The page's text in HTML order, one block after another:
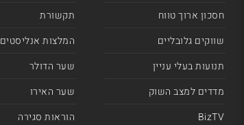
חסכון ארוך טווח
שווקים גלובליים
תנועות בעלי עניין
מדדים למצב השוק
BizTV
תקשורת
המלצות אנליסטים
שער הדולר
שער האירו
הוראות סגירה